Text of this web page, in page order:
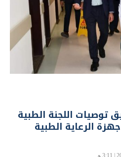
توصيات اللجنة الطبية
الرعاية الطبية